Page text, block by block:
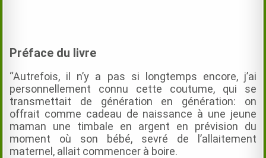
Préface du livre
“Autrefois, il n’y a pas si longtemps encore, j’ai
personnellement connu cette coutume, qui se
transmettait de génération en génération: on
offrait comme cadeau de naissance à une jeune
maman une timbale en argent en prévision du
moment où son bébé, sevré de l’allaitement
maternel, allait commencer à boire.